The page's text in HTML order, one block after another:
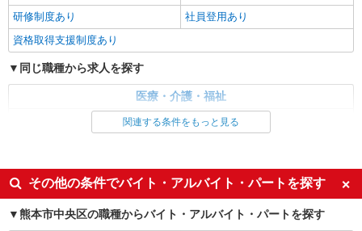
派遣社員
（株）ウィルオブ・ワークCW 熊本支店/ms430101
高齢者向け住宅staff
熊本県熊本市中央区
詳細を見る
研修制度あり
社員登用あり
資格取得支援制度あり
同じ職種から求人を探す
医療・介護・福祉
未経験歓迎
ミドル（40代～）活躍中
週2～3日勤務OK
深夜
上場企業・上場企業のグループ会
交通費支給
関連する条件をもっと見る
その他の条件でバイト・アルバイト・パートを探す
熊本市中央区の職種からバイト・アルバイト・パートを探す